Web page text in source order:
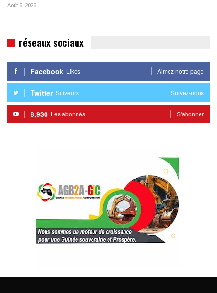
Août 6, 2026
réseaux sociaux
Facebook Likes Aimez notre page
Twitter Suiveurs Suivez-nous
8,930 Les abonnés S'abonner